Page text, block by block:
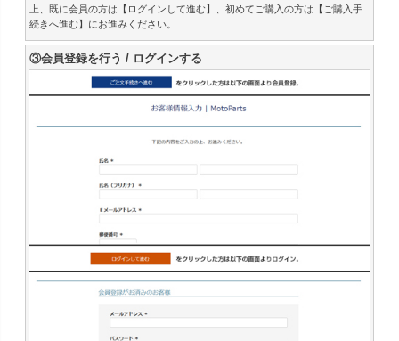
上、既に会員の方は【ログインして進む】、初めてご購入の方は【ご購入手
続きへ進む】にお進みください。
③会員登録を行う / ログインする